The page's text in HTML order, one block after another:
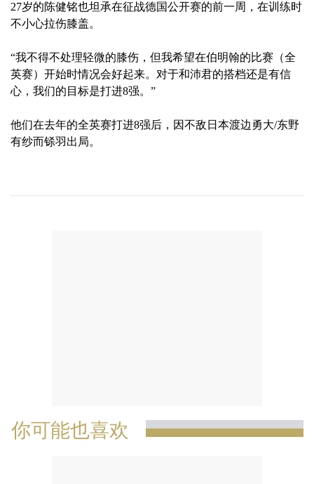
27岁的陈健铭也坦承在征战德国公开赛的前一周，在训练时
不小心拉伤膝盖。
“我不得不处理轻微的膝伤，但我希望在伯明翰的比赛（全
英赛）开始时情况会好起来。对于和沛君的搭档还是有信
心，我们的目标是打进8强。”
他们在去年的全英赛打进8强后，因不敌日本渡边勇大/东野
有纱而铩羽出局。
你可能也喜欢